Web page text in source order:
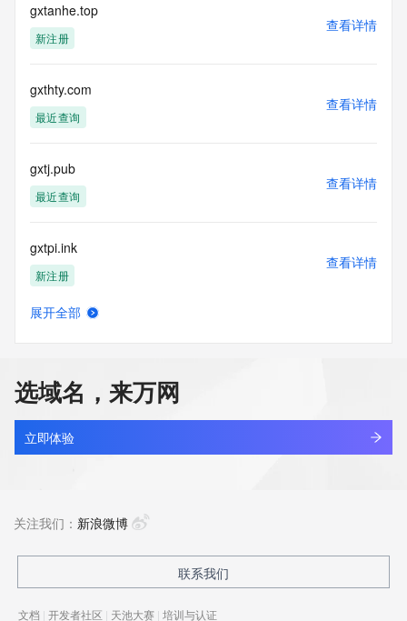
gxtanhe.top
新注册
查看详情
gxthty.com
最近查询
查看详情
gxtj.pub
最近查询
查看详情
gxtpi.ink
新注册
查看详情
gxtywlkj.top
最近查询
查看详情
最近查询
展开全部
选域名，来万网
立即体验
关注我们： 新浪微博
联系我们
文档 | 开发者社区 | 天池大赛 | 培训与认证